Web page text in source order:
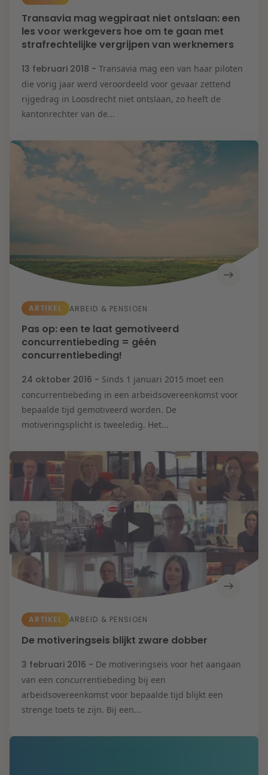
Transavia mag wegpiraat niet ontslaan: een
les voor werkgevers hoe om te gaan met
strafrechtelijke vergrijpen van werknemers
13 februari 2018 - Transavia mag een van haar piloten
die vorig jaar werd veroordeeld voor gevaar zettend
rijgedrag in Loosdrecht niet ontslaan, zo heeft de
kantonrechter van de...
ARTIKEL ARBEID & PENSIOEN
Pas op: een te laat gemotiveerd
concurrentiebeding = géén
concurrentiebeding!
24 oktober 2016 - Sinds 1 januari 2015 moet een
concurrentiebeding in een arbeidsovereenkomst voor
bepaalde tijd gemotiveerd worden. De
motiveringsplicht is tweeledig. Het...
ARTIKEL ARBEID & PENSIOEN
De motiveringseis blijkt zware dobber
3 februari 2016 - De motiveringseis voor het aangaan
van een concurrentiebeding bij een
arbeidsovereenkomst voor bepaalde tijd blijkt een
strenge toets te zijn. Bij een...